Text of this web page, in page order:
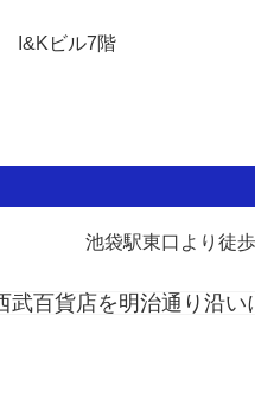
I&Kビル7階
池袋駅東口より徒
ターバックスの入ってい